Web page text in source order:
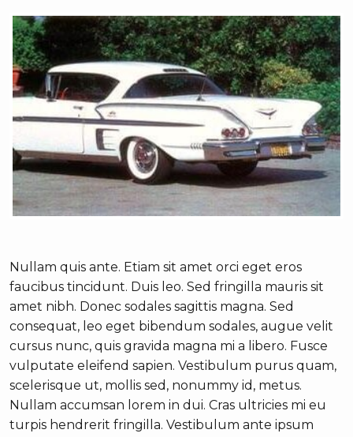
Nullam quis ante. Etiam sit amet orci eget eros
faucibus tincidunt. Duis leo. Sed fringilla mauris sit
amet nibh. Donec sodales sagittis magna. Sed
consequat, leo eget bibendum sodales, augue velit
cursus nunc, quis gravida magna mi a libero. Fusce
vulputate eleifend sapien. Vestibulum purus quam,
scelerisque ut, mollis sed, nonummy id, metus.
Nullam accumsan lorem in dui. Cras ultricies mi eu
turpis hendrerit fringilla. Vestibulum ante ipsum